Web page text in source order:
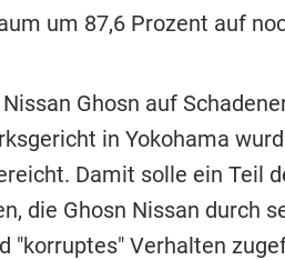
um 87,6 Prozent auf
Ghosn auf
in Yokohama
Damit solle ein Teil
die Ghosn Nissan durch
"korruptes" Verhalten